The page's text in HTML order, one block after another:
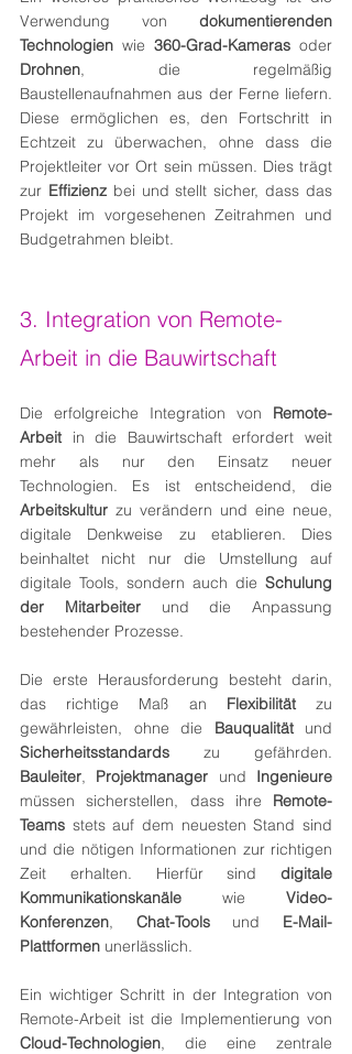
Verwendung von dokumentierenden
Technologien wie 360-Grad-Kameras
Drohnen, die regelmäßig
Baustellenaufnahmen aus der Ferne liefern.
Diese ermöglichen es, den Fortschritt in
Echtzeit zu überwachen, ohne dass die
Projektleiter vor Ort sein müssen. Dies trägt
zur Effizienz bei und stellt sicher, dass das
Projekt im vorgesehenen Zeitrahmen und
Budgetrahmen bleibt.
3. Integration von Remote-
Arbeit in die Bauwirtschaft
Die erfolgreiche Integration von Remote-
Arbeit in die Bauwirtschaft erfordert weit
mehr als nur den Einsatz neuer
Arbeitskultur zu verändern und eine neue,
digitale Denkweise zu etablieren. Dies
beinhaltet nicht nur die Umstellung auf
digitale Tools, sondern auch die Schulung
der Mitarbeiter und die Anpassung
bestehender Prozesse.
Die erste Herausforderung besteht darin,
das richtige Maß an Flexibilität zu
gewährleisten, ohne die Bauqualität
Sicherheitsstandards
Bauleiter, Projektmanager und Ingenieure
müssen sicherstellen, dass ihre Remote-
Teams stets auf dem neuesten Stand sind
und die nötigen Informationen zur richtigen
Zeit erhalten. Hierfür sind digitale
Kommunikationskanäle wie Video-
Konferenzen, Chat-Tools und E-Mail-
Plattformen unerlässlich.
Ein wichtiger Schritt in der Integration von
Cloud-Technologien, die eine zentrale